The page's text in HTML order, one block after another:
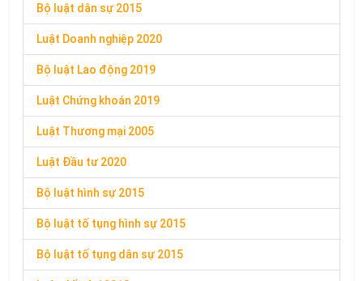
Bộ luật dân sự 2015
Luật Doanh nghiệp 2020
Bộ luật Lao động 2019
Luật Chứng khoán 2019
Luật Thương mại 2005
Luật Đầu tư 2020
Bộ luật hình sự 2015
Bộ luật tố tụng hình sự 2015
Bộ luật tố tụng dân sự 2015